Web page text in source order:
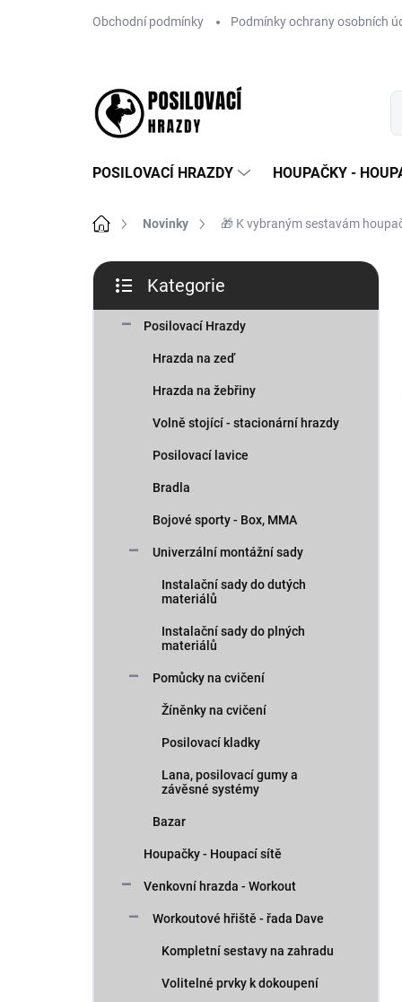
Obchodní podmínky Podmínky ochrany osobních
POSILOVACÍ HRAZDY HOUPAČKY -
Domů Novinky 🎁 K vybraným sestavám
P
s
kategorie
Kategorie
Posilovací Hrazdy
Hrazda na zeď
Hrazda na žebřiny
Volně stojící - stacionární hrazdy
Posilovací lavice
Bradla
Bojové sporty - Box, MMA
Univerzální montážní sady
Instalační sady do dutých
materiálů
Instalační sady do plných
materiálů
Pomůcky na cvičení
Žíněnky na cvičení
Posilovací kladky
Lana, posilovací gumy a
závěsné systémy
Bazar
Houpačky - Houpací sítě
Venkovní hrazda - Workout
Workoutové hřiště - řada Dave
Kompletní sestavy na zahradu
Volitelné prvky k dokoupení